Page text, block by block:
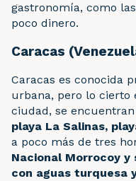
gastronomía, como
poco dinero.
Caracas
Caracas es conocida
urbana, pero lo cierto
ciudad, se encuentran
playa La Salinas,
a poco más de tres
Nacional Morrocoy y
con aguas turquesa